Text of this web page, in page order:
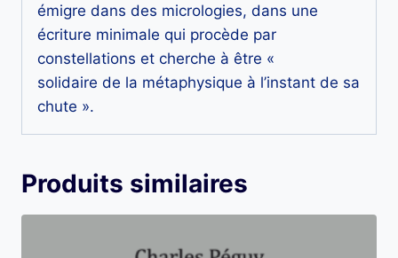
émigre dans des micrologies, dans une
écriture minimale qui procède par
constellations et cherche à être «
solidaire de la métaphysique à l’instant de sa
chute ».
Produits similaires